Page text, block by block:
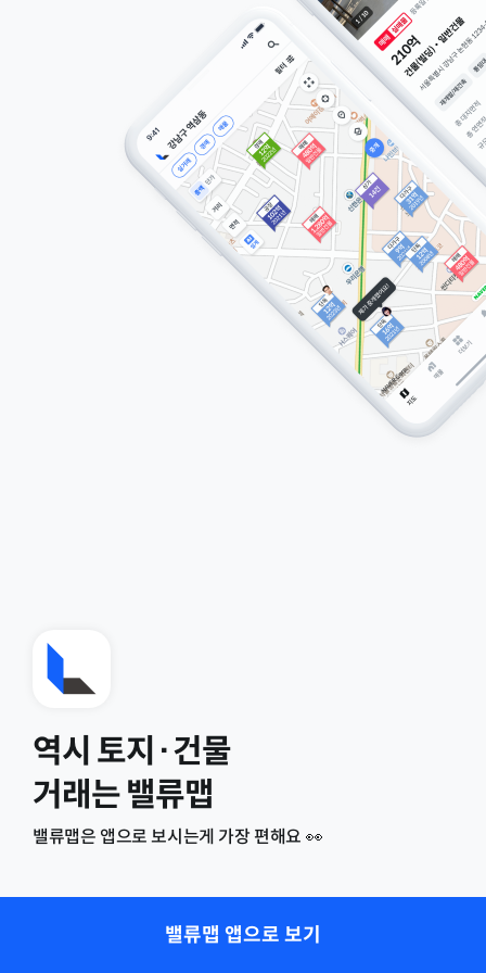
역시 토지·건물
거래는 밸류맵
밸류맵은 앱으로 보시는게 가장 편해요 👀
밸류맵 앱으로 보기